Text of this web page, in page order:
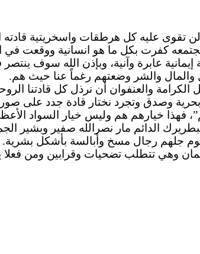
تقوى عليه كل هرطقات واسخريتية
كفرت بكل ما هو انسانية ووقعت في
عابرة وآنية، وبإذن الله سوف ينتصر
والمال والشر وضعتهم رغماً عنا حيث هم.
الكرامة والعنفوان أن نرذل كل قادتنا
وصدق وتجرد نختار قادة جدد على
”، فهذا خيارهم هم وليس خيار السواد
الدائم مار نصرالله صفير وبشير
جلهم رجال مسخ وأبالسة بأشكل بشرية.
أثمان وهي تتطلب تضحيات وقرابين ومن